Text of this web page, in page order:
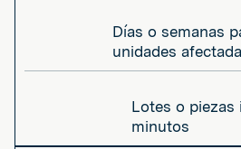
Días o semanas
unidades
Lotes o piezas
minutos